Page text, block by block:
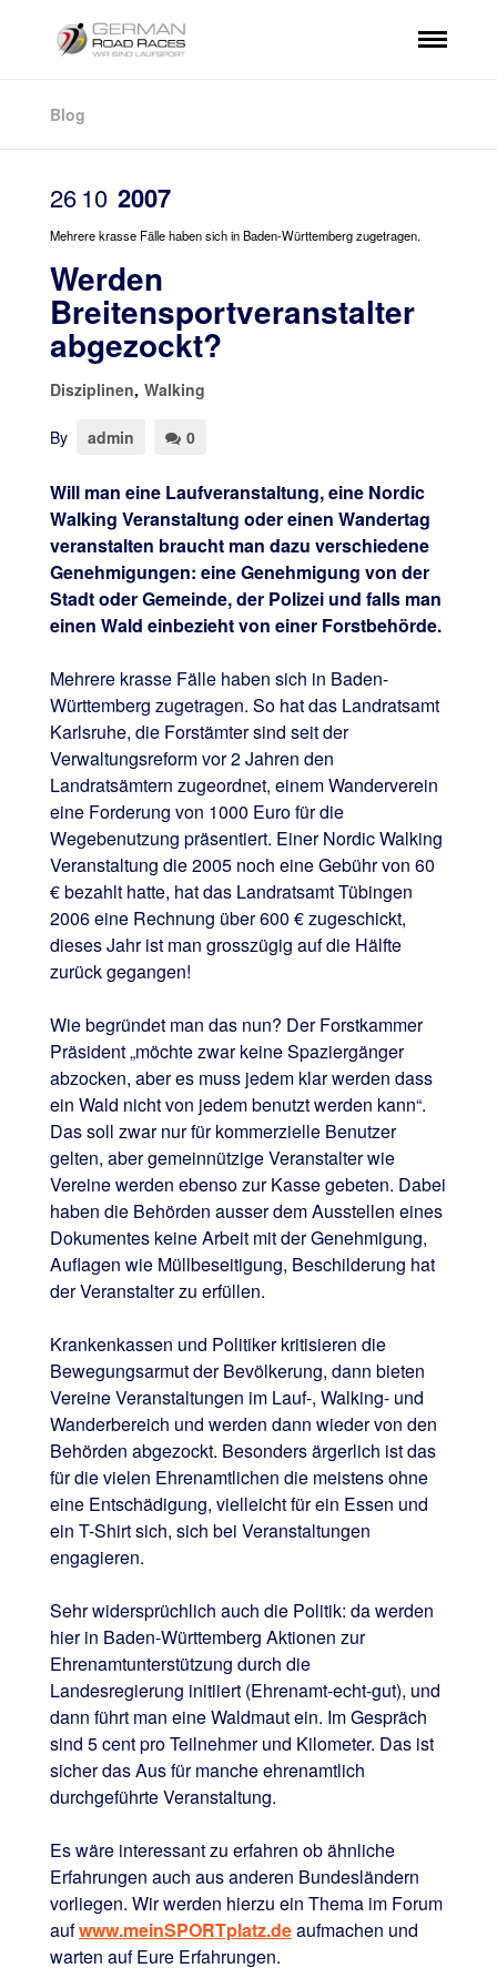
Blog
26 10 2007
Mehrere krasse Fälle haben sich in Baden-Württemberg zugetragen.
Werden
Breitensportveranstalter
abgezockt?
Disziplinen, Walking
By admin 0
Will man eine Laufveranstaltung, eine Nordic
Walking Veranstaltung oder einen Wandertag
veranstalten braucht man dazu verschiedene
Genehmigungen: eine Genehmigung von der
Stadt oder Gemeinde, der Polizei und falls man
einen Wald einbezieht von einer Forstbehörde.
Mehrere krasse Fälle haben sich in Baden-
Württemberg zugetragen. So hat das Landratsamt
Karlsruhe, die Forstämter sind seit der
Verwaltungsreform vor 2 Jahren den
Landratsämtern zugeordnet, einem Wanderverein
eine Forderung von 1000 Euro für die
Wegebenutzung präsentiert. Einer Nordic Walking
Veranstaltung die 2005 noch eine Gebühr von 60
€ bezahlt hatte, hat das Landratsamt Tübingen
2006 eine Rechnung über 600 € zugeschickt,
dieses Jahr ist man grosszügig auf die Hälfte
zurück gegangen!
Wie begründet man das nun? Der Forstkammer
Präsident „möchte zwar keine Spaziergänger
abzocken, aber es muss jedem klar werden dass
ein Wald nicht von jedem benutzt werden kann“.
Das soll zwar nur für kommerzielle Benutzer
gelten, aber gemeinnützige Veranstalter wie
Vereine werden ebenso zur Kasse gebeten. Dabei
haben die Behörden ausser dem Ausstellen eines
Dokumentes keine Arbeit mit der Genehmigung,
Auflagen wie Müllbeseitigung, Beschilderung hat
der Veranstalter zu erfüllen.
Krankenkassen und Politiker kritisieren die
Bewegungsarmut der Bevölkerung, dann bieten
Vereine Veranstaltungen im Lauf-, Walking- und
Wanderbereich und werden dann wieder von den
Behörden abgezockt. Besonders ärgerlich ist das
für die vielen Ehrenamtlichen die meistens ohne
eine Entschädigung, vielleicht für ein Essen und
ein T-Shirt sich, sich bei Veranstaltungen
engagieren.
Sehr widersprüchlich auch die Politik: da werden
hier in Baden-Württemberg Aktionen zur
Ehrenamtunterstützung durch die
Landesregierung initiiert (Ehrenamt-echt-gut), und
dann führt man eine Waldmaut ein. Im Gespräch
sind 5 cent pro Teilnehmer und Kilometer. Das ist
sicher das Aus für manche ehrenamtlich
durchgeführte Veranstaltung.
Es wäre interessant zu erfahren ob ähnliche
Erfahrungen auch aus anderen Bundesländern
vorliegen. Wir werden hierzu ein Thema im Forum
aufwww.meinSPORTplatz.deaufmachen und
warten auf Eure Erfahrungen.